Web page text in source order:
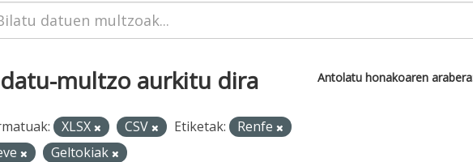
Antolatu honakoaren arabera
multzo aurkitu dira
XLSX CSV Etiketak:
Renfe
Geltokiak